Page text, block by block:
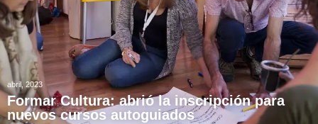
abril, 2023
Formar Cultura: abrió la inscripción para
nuevos cursos autoguiados